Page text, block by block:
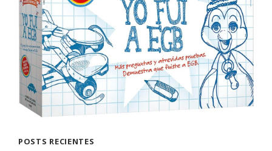
POSTS RECIENTES